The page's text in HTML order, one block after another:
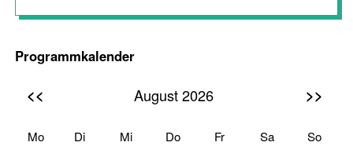
Programmkalender
<< August 2026 >>
Mo Di Mi Do Fr Sa So